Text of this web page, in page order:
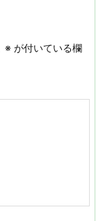
※ が付いている欄